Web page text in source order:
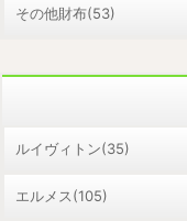
その他財布(53)
ルイヴィトン(35)
エルメス(105)